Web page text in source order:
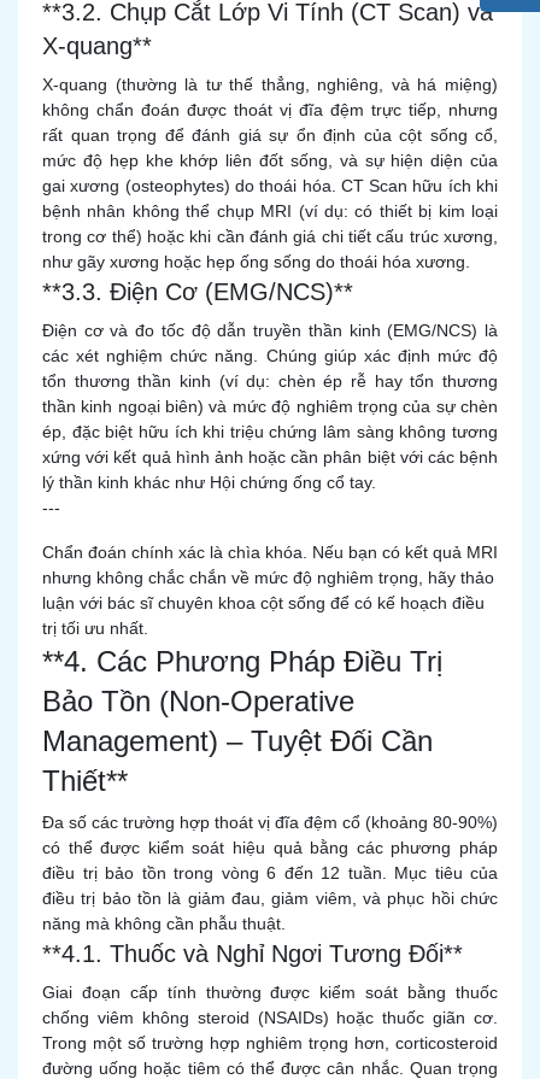
**3.2. Chụp Cắt Lớp Vi Tính (CT Scan) và
X-quang**
X-quang (thường là tư thế thẳng, nghiêng, và há miệng)
không chẩn đoán được thoát vị đĩa đệm trực tiếp, nhưng
rất quan trọng để đánh giá sự ổn định của cột sống cổ,
mức độ hẹp khe khớp liên đốt sống, và sự hiện diện của
gai xương (osteophytes) do thoái hóa. CT Scan hữu ích khi
bệnh nhân không thể chụp MRI (ví dụ: có thiết bị kim loại
trong cơ thể) hoặc khi cần đánh giá chi tiết cấu trúc xương,
như gãy xương hoặc hẹp ống sống do thoái hóa xương.
**3.3. Điện Cơ (EMG/NCS)**
Điện cơ và đo tốc độ dẫn truyền thần kinh (EMG/NCS) là
các xét nghiệm chức năng. Chúng giúp xác định mức độ
tổn thương thần kinh (ví dụ: chèn ép rễ hay tổn thương
thần kinh ngoại biên) và mức độ nghiêm trọng của sự chèn
ép, đặc biệt hữu ích khi triệu chứng lâm sàng không tương
xứng với kết quả hình ảnh hoặc cần phân biệt với các bệnh
lý thần kinh khác như Hội chứng ống cổ tay.
---
Chẩn đoán chính xác là chìa khóa. Nếu bạn có kết quả MRI
nhưng không chắc chắn về mức độ nghiêm trọng, hãy thảo
luận với bác sĩ chuyên khoa cột sống để có kế hoạch điều
trị tối ưu nhất.
**4. Các Phương Pháp Điều Trị
Bảo Tồn (Non-Operative
Management) – Tuyệt Đối Cần
Thiết**
Đa số các trường hợp thoát vị đĩa đệm cổ (khoảng 80-90%)
có thể được kiểm soát hiệu quả bằng các phương pháp
điều trị bảo tồn trong vòng 6 đến 12 tuần. Mục tiêu của
điều trị bảo tồn là giảm đau, giảm viêm, và phục hồi chức
năng mà không cần phẫu thuật.
**4.1. Thuốc và Nghỉ Ngơi Tương Đối**
Giai đoạn cấp tính thường được kiểm soát bằng thuốc
chống viêm không steroid (NSAIDs) hoặc thuốc giãn cơ.
Trong một số trường hợp nghiêm trọng hơn, corticosteroid
đường uống hoặc tiêm có thể được cân nhắc. Quan trọng